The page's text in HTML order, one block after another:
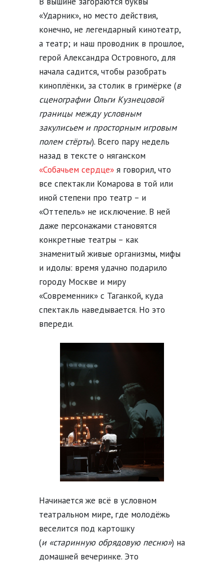
«Ударник», но место действия,
конечно, не легендарный кинотеатр,
а театр; и наш проводник в прошлое,
герой Александра Островного, для
начала садится, чтобы разобрать
киноплёнки, за столик в гримёрке (в
сценографии Ольги Кузнецовой
границы между условным
закулисьем и просторным игровым
полем стёрты). Всего пару недель
назад в тексте о няганском
«Собачьем сердце»я говорил, что
все спектакли Комарова в той или
иной степени про театр – и
«Оттепель» не исключение. В ней
даже персонажами становятся
конкретные театры – как
знаменитый живые организмы, мифы
и идолы: время удачно подарило
городу Москве и миру
«Современник» с Таганкой, куда
спектакль наведывается. Но это
впереди.
Начинается же всё в условном
театральном мире, где молодёжь
веселится под картошку
(и «старинную обрядовую песню») на
домашней вечеринке. Это